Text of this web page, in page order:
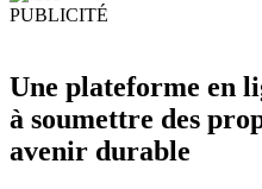
PUBLICITÉ
Une plateforme en
à soumettre des
avenir durable